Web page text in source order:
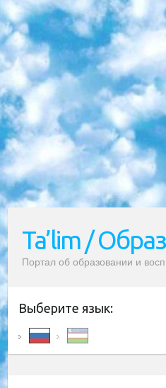
Ta’lim /
Портал об образовании и
Выберите язык: